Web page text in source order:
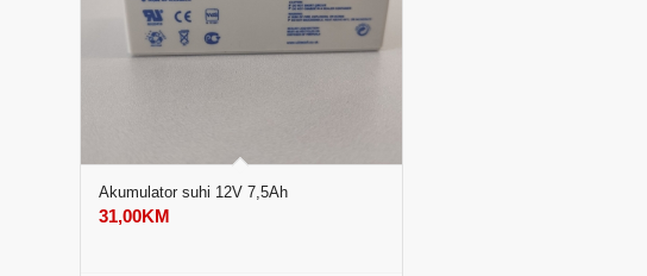
Akumulator suhi 12V 7,5Ah
31,00KM